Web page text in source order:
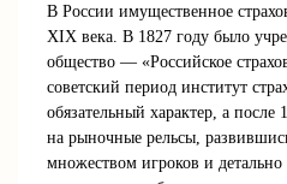
В России имущественное
XIX века. В 1827 году было
общество — «Российское
советский период институт
обязательный характер, а после
на рыночные рельсы,
множеством игроков и